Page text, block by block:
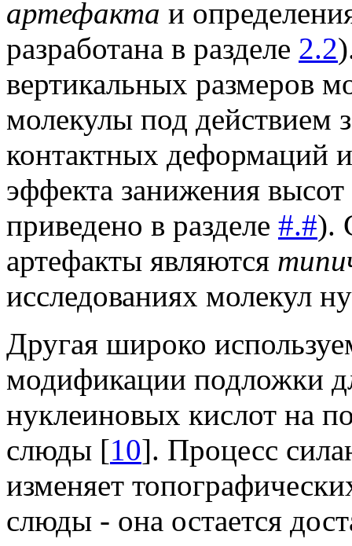
артефакта и
разработана в разделе 2.2
вертикальных размеров
молекулы под действием
контактных деформаций
эффекта занижения
приведено в разделе #.#).
артефакты являются
исследованиях молекул
Другая широко
модификации подложки
нуклеиновых кислот на
слюды [10]. Процесс
изменяет
слюды - она остается